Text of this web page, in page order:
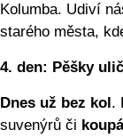
Kolumba. Udiví
starého města,
4. den: Pěšky
Dnes už bez kol.
suvenýrů či